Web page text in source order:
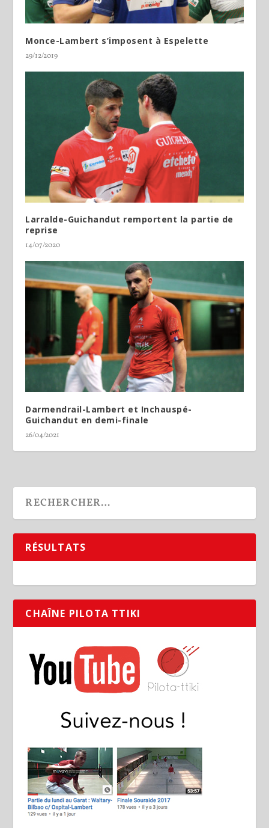
Monce-Lambert s’imposent à Espelette
29/12/2019
Larralde-Guichandut remportent la partie de
reprise
14/07/2020
Darmendrail-Lambert et Inchauspé-
Guichandut en demi-finale
26/04/2021
RÉSULTATS
CHAÎNE PILOTA TTIKI